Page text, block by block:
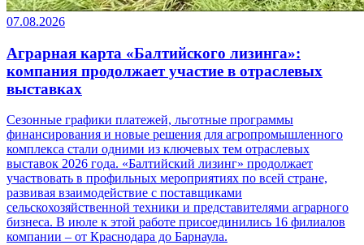
07.08.2026
Аграрная карта «Балтийского лизинга»:
компания продолжает участие в отраслевых
выставках
Сезонные графики платежей, льготные программы
финансирования и новые решения для агропромышленного
комплекса стали одними из ключевых тем отраслевых
выставок 2026 года. «Балтийский лизинг» продолжает
участвовать в профильных мероприятиях по всей стране,
развивая взаимодействие с поставщиками
сельскохозяйственной техники и представителями аграрного
бизнеса. В июле к этой работе присоединились 16 филиалов
компании – от Краснодара до Барнаула.